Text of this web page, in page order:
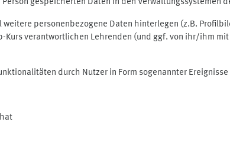
gespeicherten Daten in den Verwaltungssystemen
personenbezogene Daten hinterlegen (z.B.
Kurs verantwortlichen Lehrenden (und ggf. von ihr/ihm
durch Nutzer in Form sogenannter